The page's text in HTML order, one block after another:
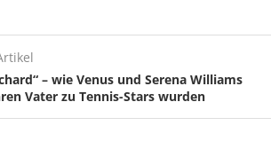
– wie Venus und Serena Williams
Vater zu Tennis-Stars wurden